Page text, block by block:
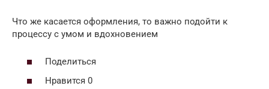
Что же касается оформления, то важно подойти к
процессу с умом и вдохновением
Поделиться
Нравится 0